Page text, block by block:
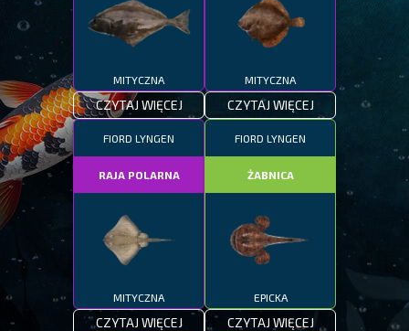
MITYCZNA
CZYTAJ WIĘCEJ
MITYCZNA
CZYTAJ WIĘCEJ
FIORD LYNGEN
RAJA POLARNA
MITYCZNA
CZYTAJ WIĘCEJ
FIORD LYNGEN
ŻABNICA
EPICKA
CZYTAJ WIĘCEJ